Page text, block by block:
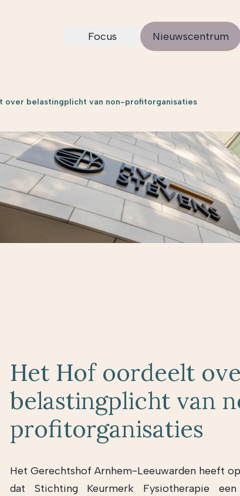
Focus Nieuwscentrum
over belastingplicht van non-profitorganisaties
Het Hof oordeelt
belastingplicht van
profitorganisaties
Het Gerechtshof Arnhem-Leeuwarden heeft
dat Stichting Keurmerk Fysiotherapie